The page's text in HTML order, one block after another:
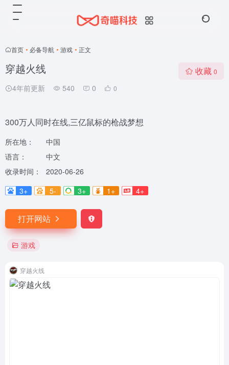
首页 • 必备导航 • 游戏 • 正文
穿越火线
4年前更新 540 0 0
收藏 0
300万人同时在线,三亿鼠标的枪战梦想
所在地：
中国
语言：
中文
收录时间：
2020-06-26
3+
5- 3+ 1+ 4+
打开网站
游戏
穿越火线